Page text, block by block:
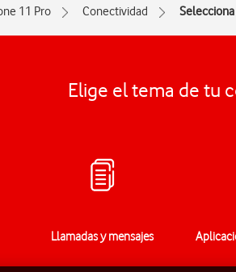
11 Pro Conectividad
Elige el tema de tu
Llamadas y mensajes